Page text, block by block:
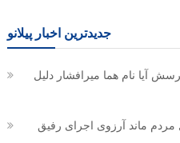
جدیدترین اخبار پیلانو
آیا نام هما میرافشار دلیل
ماند آرزوی اجرای رفیق